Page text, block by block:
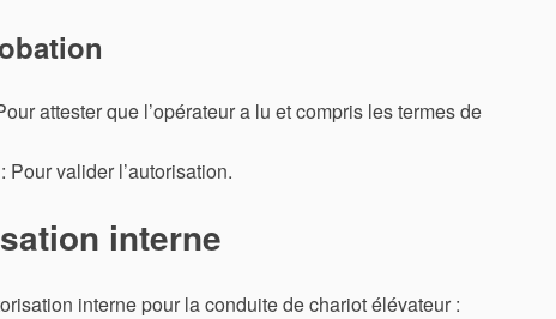
attester que l’opérateur a lu et compris les termes de
: Pour valider l’autorisation.
interne
interne pour la conduite de chariot élévateur :